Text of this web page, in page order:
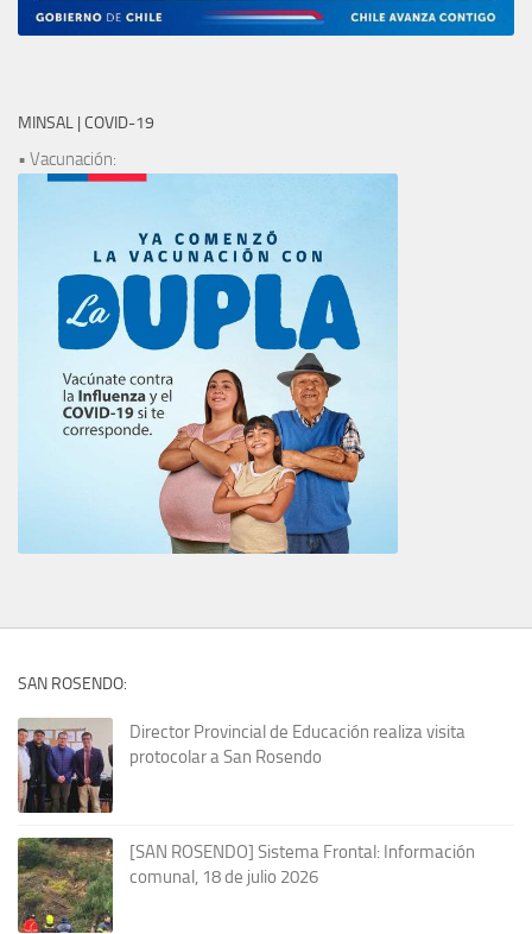
MINSAL | COVID-19
• Vacunación:
SAN ROSENDO:
Director Provincial de Educación realiza visita
protocolar a San Rosendo
[SAN ROSENDO] Sistema Frontal: Información
comunal, 18 de julio 2026